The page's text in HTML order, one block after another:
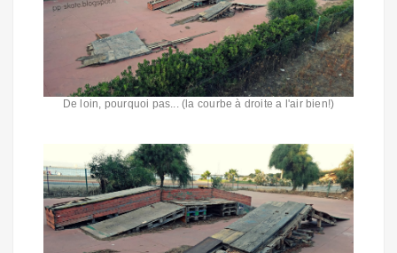
De loin, pourquoi pas... (la courbe à droite a l'air bien!)